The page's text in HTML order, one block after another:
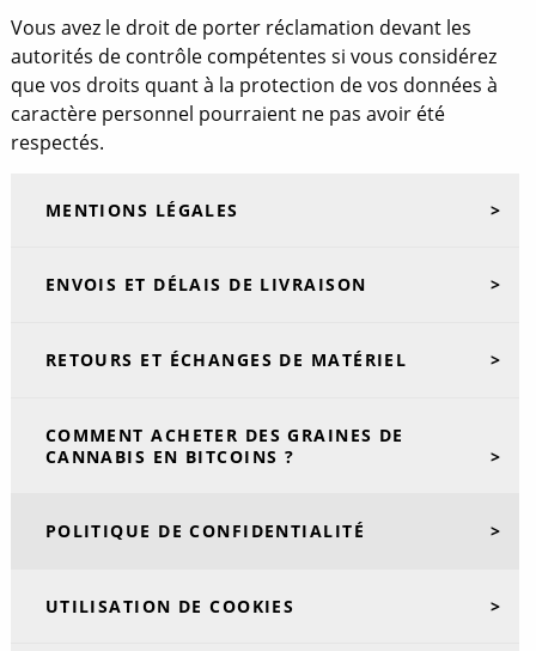
Vous avez le droit de porter réclamation devant les
autorités de contrôle compétentes si vous considérez
que vos droits quant à la protection de vos données à
caractère personnel pourraient ne pas avoir été
respectés.
MENTIONS LÉGALES
ENVOIS ET DÉLAIS DE LIVRAISON
RETOURS ET ÉCHANGES DE MATÉRIEL
COMMENT ACHETER DES GRAINES DE
CANNABIS EN BITCOINS ?
POLITIQUE DE CONFIDENTIALITÉ
UTILISATION DE COOKIES